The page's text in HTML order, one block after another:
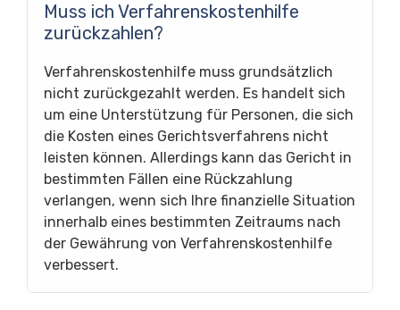
Muss ich Verfahrenskostenhilfe
zurückzahlen?
Verfahrenskostenhilfe muss grundsätzlich
nicht zurückgezahlt werden. Es handelt sich
um eine Unterstützung für Personen, die sich
die Kosten eines Gerichtsverfahrens nicht
leisten können. Allerdings kann das Gericht in
bestimmten Fällen eine Rückzahlung
verlangen, wenn sich Ihre finanzielle Situation
innerhalb eines bestimmten Zeitraums nach
der Gewährung von Verfahrenskostenhilfe
verbessert.